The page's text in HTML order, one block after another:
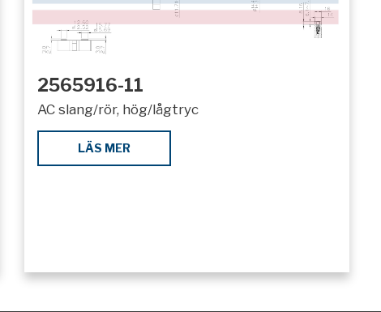
2565916-11
AC slang/rör, hög/lågtryc
LÄS MER